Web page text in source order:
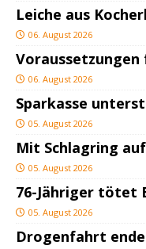
Leiche aus
06. August 2026
Voraussetzungen
06. August 2026
Sparkasse
05. August 2026
Mit Schlagring
05. August 2026
76-Jähriger tötet
05. August 2026
Drogenfahrt